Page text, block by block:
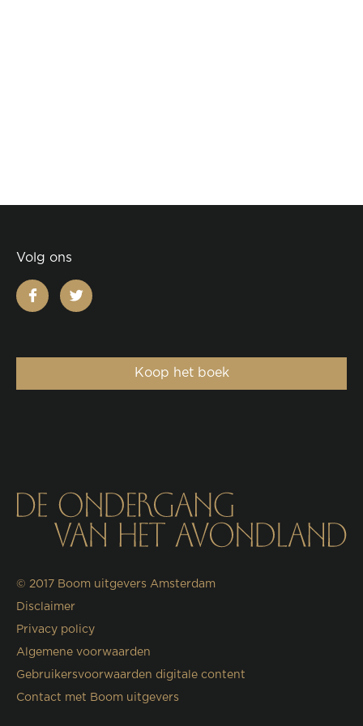
Volg ons
facebooktwitter
Koop het boek
© 2017 Boom uitgevers Amsterdam
Disclaimer
Privacy policy
Algemene voorwaarden
Gebruikersvoorwaarden digitale content
Contact met Boom uitgevers